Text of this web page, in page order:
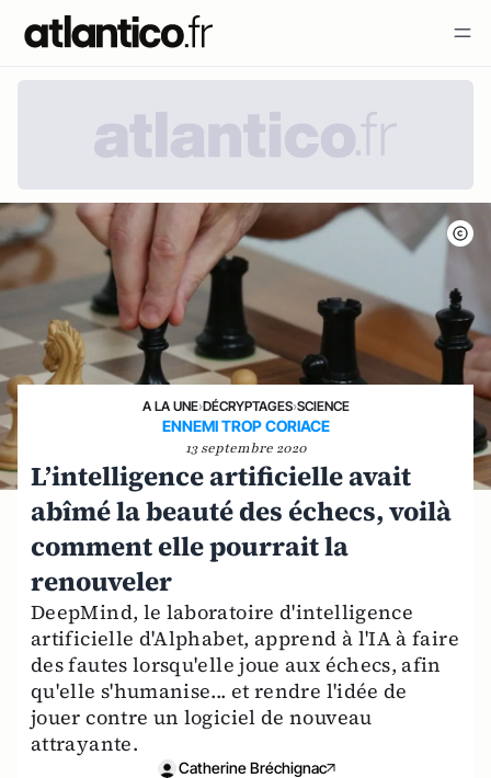
A LA UNE›DÉCRYPTAGES›SCIENCE
ENNEMI TROP CORIACE
13 septembre 2020
L’intelligence artificielle avait
abîmé la beauté des échecs, voilà
comment elle pourrait la
renouveler
DeepMind, le laboratoire d'intelligence
artificielle d'Alphabet, apprend à l'IA à faire
des fautes lorsqu'elle joue aux échecs, afin
qu'elle s'humanise... et rendre l'idée de
jouer contre un logiciel de nouveau
attrayante.
Catherine Bréchignac